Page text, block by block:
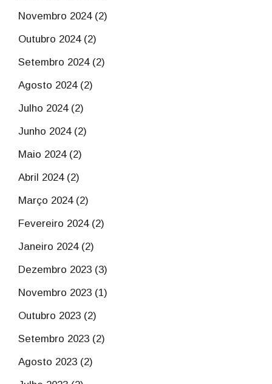
Novembro 2024 (2)
Outubro 2024 (2)
Setembro 2024 (2)
Agosto 2024 (2)
Julho 2024 (2)
Junho 2024 (2)
Maio 2024 (2)
Abril 2024 (2)
Março 2024 (2)
Fevereiro 2024 (2)
Janeiro 2024 (2)
Dezembro 2023 (3)
Novembro 2023 (1)
Outubro 2023 (2)
Setembro 2023 (2)
Agosto 2023 (2)